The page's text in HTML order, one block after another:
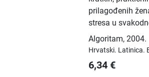
prilagođenih
stresa u
Algoritam,2004.
Hrvatski. Latinica.
6,34 €